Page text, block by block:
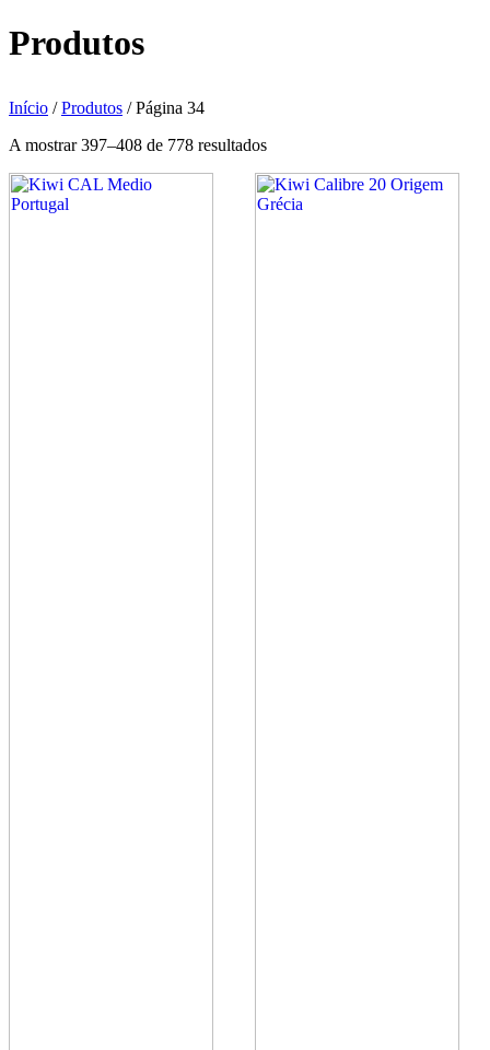
Produtos
Início /Produtos / Página 34
A mostrar 397–408 de 778 resultados